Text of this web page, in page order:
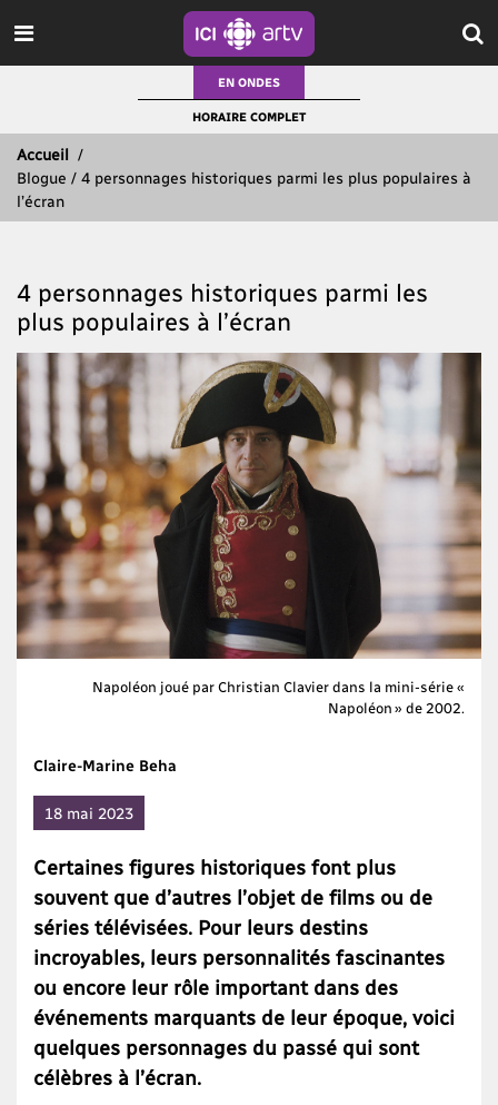
EN ONDES
HORAIRE COMPLET
Accueil /
Blogue / 4 personnages historiques parmi les plus populaires à
l’écran
4 personnages historiques parmi les
plus populaires à l’écran
Napoléon joué par Christian Clavier dans la mini-série «
Napoléon » de 2002.
Claire-Marine Beha
18 mai 2023
Certaines figures historiques font plus
souvent que d’autres l’objet de films ou de
séries télévisées. Pour leurs destins
incroyables, leurs personnalités fascinantes
ou encore leur rôle important dans des
événements marquants de leur époque, voici
quelques personnages du passé qui sont
célèbres à l’écran.